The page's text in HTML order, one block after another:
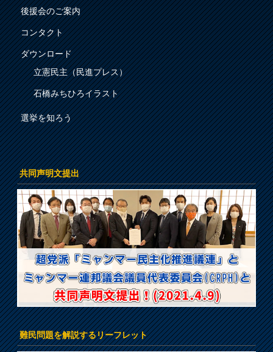
後援会のご案内
コンタクト
ダウンロード
立憲民主（民進プレス）
石橋みちひろイラスト
選挙を知ろう
共同声明文提出
難民問題を解説するリーフレット